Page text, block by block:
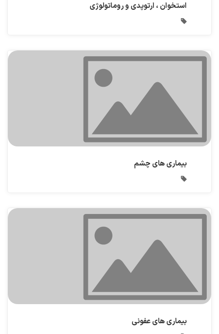
استخوان ، ارتوپدی و روماتولوژی
بیماری های چشم
بیماری های عفونی